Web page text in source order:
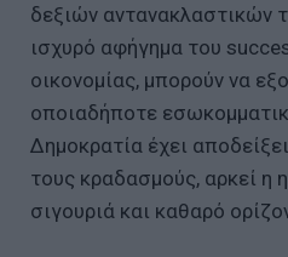
δεξιών αντανακλαστικών
ισχυρό αφήγημα του
οικονομίας, μπορούν να
οποιαδήποτε
Δημοκρατία έχει
τους κραδασμούς, αρκεί η
σιγουριά και καθαρό